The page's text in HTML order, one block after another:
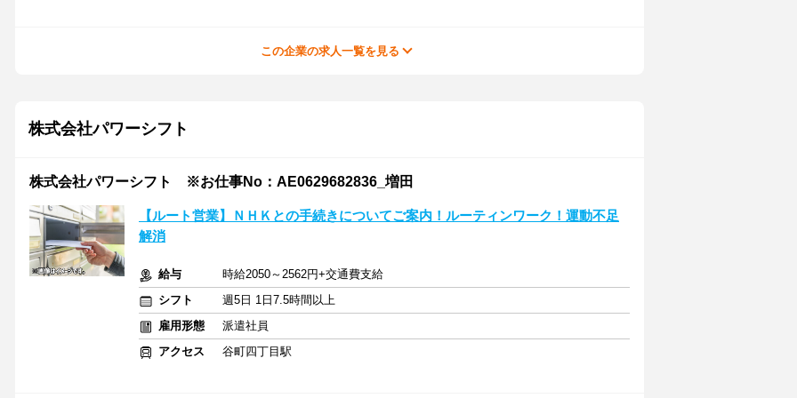
この企業の求人一覧を見る
株式会社パワーシフト
株式会社パワーシフト ※お仕事No：AE0629682836_増田
【ルート営業】ＮＨＫとの手続きについてご案内！ルーティンワーク！運動不足
解消
給与
時給2050～2562円+交通費支給
シフト
週5日 1日7.5時間以上
雇用形態
派遣社員
アクセス
谷町四丁目駅